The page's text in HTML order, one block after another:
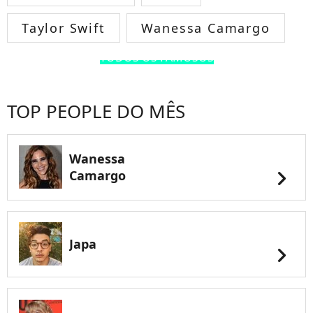
Taylor Swift Wanessa Camargo
TODOS OS FAMOSOS
TOP PEOPLE DO MÊS
Wanessa
Camargo
chevron_right
Japa chevron_right